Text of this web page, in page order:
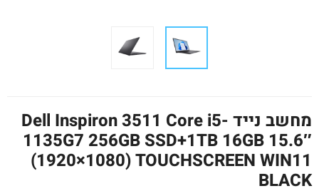
מחשב נייד Dell Inspiron 3511 Core i5-
1135G7 256GB SSD+1TB 16GB 15.6″
(1920×1080) TOUCHSCREEN WIN11
BLACK